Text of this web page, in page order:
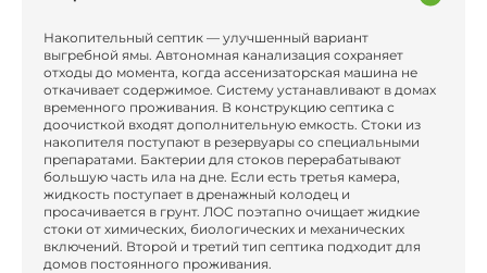
Накопительный септик — улучшенный вариант
выгребной ямы. Автономная канализация сохраняет
отходы до момента, когда ассенизаторская машина не
откачивает содержимое. Систему устанавливают в домах
временного проживания. В конструкцию септика с
доочисткой входят дополнительную емкость. Стоки из
накопителя поступают в резервуары со специальными
препаратами. Бактерии для стоков перерабатывают
большую часть ила на дне. Если есть третья камера,
жидкость поступает в дренажный колодец и
просачивается в грунт. ЛОС поэтапно очищает жидкие
стоки от химических, биологических и механических
включений. Второй и третий тип септика подходит для
домов постоянного проживания.